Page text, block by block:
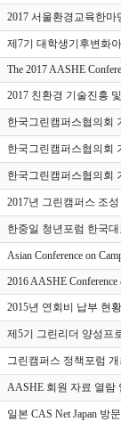
2017 서울환경교육한마
제7기 대학생기후변화
The 2017 AASHE
2017 친환경 기술진흥
한국그린캠퍼스협의회
한국그린캠퍼스협의회
한국그린캠퍼스협의회
2017년 그린캠퍼스 조
한중일 청년포럼 한국
Asian Conference on
2016 AASHE
2015년 연회비 납부 현황
제5기 그린리더 양성프
그린캠퍼스 정책포럼
AASHE 회원 자료 열람
일본 CAS Net Japan 방